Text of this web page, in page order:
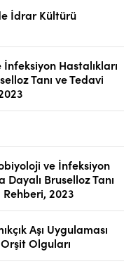
İdrar Kültürü
Hastalıkları
Tanı ve Tedavi
ve İnfeksiyon
Dayalı Bruselloz Tanı
2023
Aşı Uygulaması
Olguları